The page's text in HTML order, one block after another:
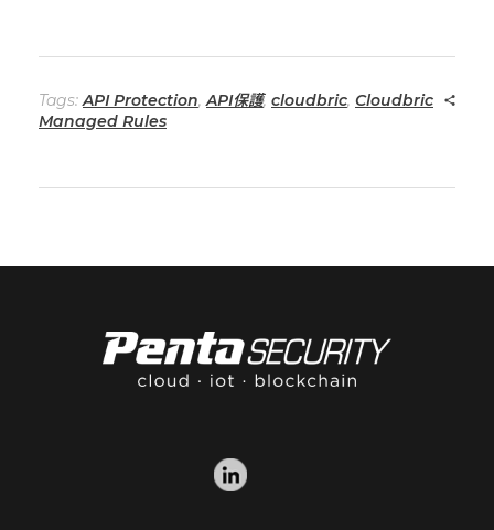
Tags:API Protection,API保護, cloudbric, Cloudbric
Managed Rules